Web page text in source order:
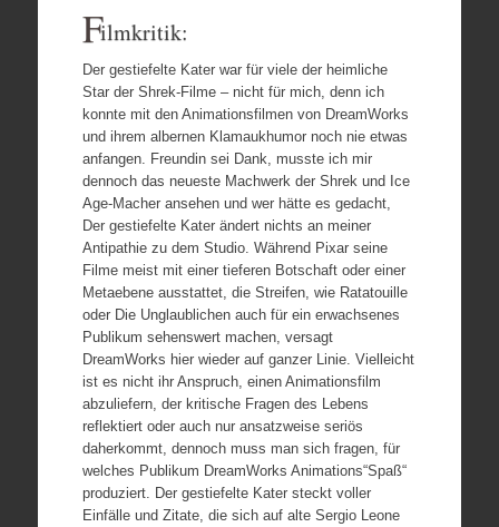
Filmkritik:
Der gestiefelte Kater war für viele der heimliche
Star der Shrek-Filme – nicht für mich, denn ich
konnte mit den Animationsfilmen von DreamWorks
und ihrem albernen Klamaukhumor noch nie etwas
anfangen. Freundin sei Dank, musste ich mir
dennoch das neueste Machwerk der Shrek und Ice
Age-Macher ansehen und wer hätte es gedacht,
Der gestiefelte Kater ändert nichts an meiner
Antipathie zu dem Studio. Während Pixar seine
Filme meist mit einer tieferen Botschaft oder einer
Metaebene ausstattet, die Streifen, wie Ratatouille
oder Die Unglaublichen auch für ein erwachsenes
Publikum sehenswert machen, versagt
DreamWorks hier wieder auf ganzer Linie. Vielleicht
ist es nicht ihr Anspruch, einen Animationsfilm
abzuliefern, der kritische Fragen des Lebens
reflektiert oder auch nur ansatzweise seriös
daherkommt, dennoch muss man sich fragen, für
welches Publikum DreamWorks Animations“Spaß“
produziert. Der gestiefelte Kater steckt voller
Einfälle und Zitate, die sich auf alte Sergio Leone